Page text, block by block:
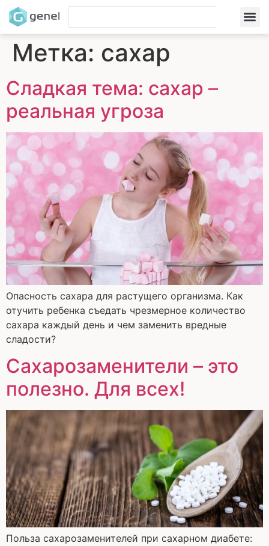
Метка: сахар
Сладкая тема: сахар –
реальная угроза
Опасность сахара для растущего организма. Как
отучить ребенка съедать чрезмерное количество
сахара каждый день и чем заменить вредные
сладости?
Сахарозаменители – это
полезно. Для всех!
Польза сахарозаменителей при сахарном диабете: